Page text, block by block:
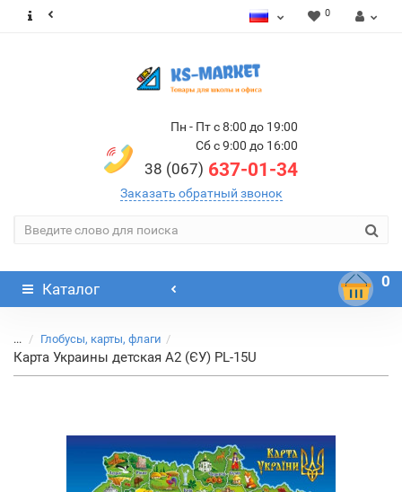
0
Пн - Пт с 8:00 до 19:00
Сб с 9:00 до 16:00
38 (067) 637-01-34
Заказать обратный звонок
Каталог 0
... Глобусы, карты, флаги
Карта Украины детская A2 (ЄУ) PL-15U